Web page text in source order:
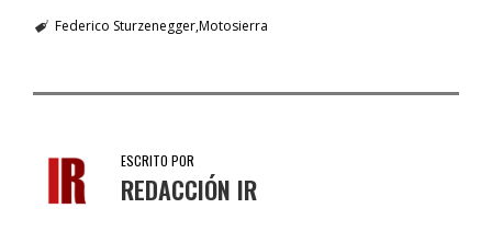
Federico SturzeneggerMotosierra
ESCRITO POR
REDACCIÓN IR